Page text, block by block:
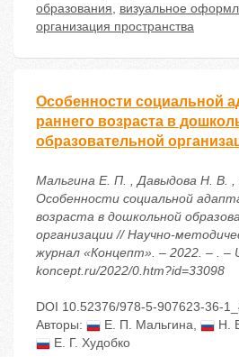
образования, визуальное
организация пространства
Особенности социальной
раннего возраста в
образовательной
Мальгина Е. П. , Давыдова Н. В. ,
Особенности социальной
возраста в дошкольной
организации // Научно-
журнал «Концепт». – 2022. – . –
koncept.ru/2022/0.htm?id=33098
DOI 10.52376/978-5-907623-36-
Авторы:
Е. П. Мальгина, Н.
Е. Г. Худобко